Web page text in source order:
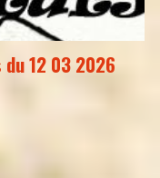
12 03 2026